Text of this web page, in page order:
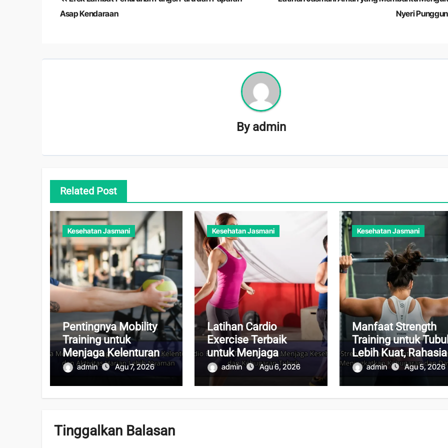
pos
Asap Kendaraan
Nyeri
By admin
Related Post
Kesehatan Jasmani
Pentingnya Mobility
Training untuk
Menjaga Kelenturan
Tubuh dan Aktivitas
admin Agu 7, 2026
Kesehatan Jasmani
Latihan Cardio
Exercise Terbaik
untuk Menjaga
Kesehatan Jantung
dan Kebugaran Tubuh
admin Agu 6, 2026
Kesehatan Jasmani
Manfaat Strength
Training untuk
Lebih Kuat, Rahasia
Meningkatkan
admin Agu 5, 2026
Tinggalkan Balasan